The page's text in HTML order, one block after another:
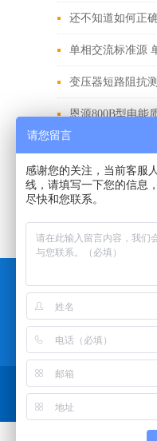
油耐压测试仪的
蓄电池放电监测
智能蓄电池内阻
江
请您留言
感谢您的关注，当前客服
线，请填写一下您的信息
尽快和您联系。